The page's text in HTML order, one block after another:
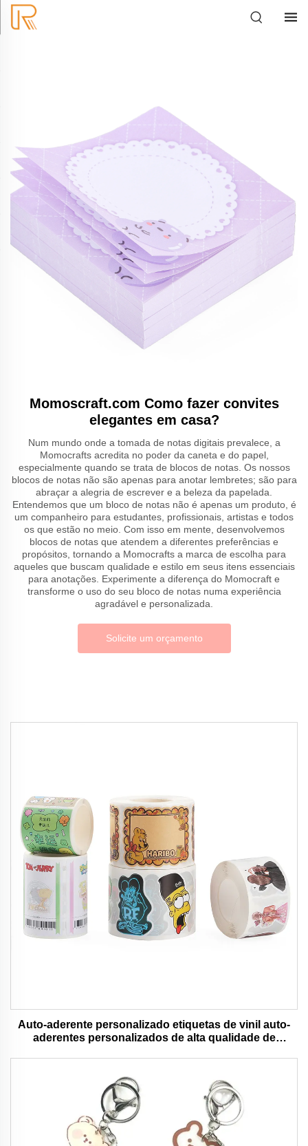
Momoscraft.com Como fazer convites
elegantes em casa?
Num mundo onde a tomada de notas digitais prevalece, a
Momocrafts acredita no poder da caneta e do papel,
especialmente quando se trata de blocos de notas. Os nossos
blocos de notas não são apenas para anotar lembretes; são para
abraçar a alegria de escrever e a beleza da papelada.
Entendemos que um bloco de notas não é apenas um produto, é
um companheiro para estudantes, profissionais, artistas e todos
os que estão no meio. Com isso em mente, desenvolvemos
blocos de notas que atendem a diferentes preferências e
propósitos, tornando a Momocrafts a marca de escolha para
aqueles que buscam qualidade e estilo em seus itens essenciais
para anotações. Experimente a diferença do Momocraft e
transforme o uso do seu bloco de notas numa experiência
agradável e personalizada.
Solicite um orçamento
Auto-aderente personalizado etiquetas de vinil auto-
aderentes personalizados de alta qualidade de